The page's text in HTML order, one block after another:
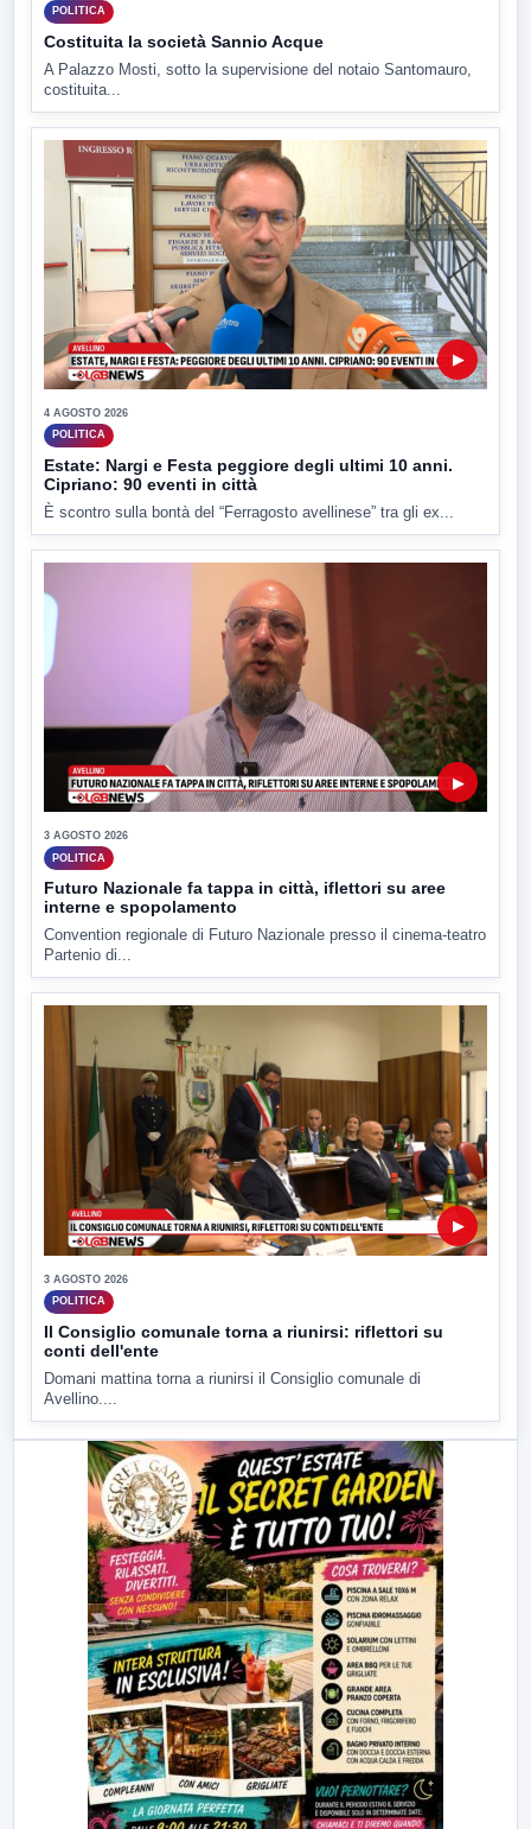
POLITICA
Costituita la società Sannio Acque
A Palazzo Mosti, sotto la supervisione del notaio Santomauro,
costituita...
▶
4 AGOSTO 2026
POLITICA
Estate: Nargi e Festa peggiore degli ultimi 10 anni.
Cipriano: 90 eventi in città
È scontro sulla bontà del “Ferragosto avellinese” tra gli ex...
▶
3 AGOSTO 2026
POLITICA
Futuro Nazionale fa tappa in città, iflettori su aree
interne e spopolamento
Convention regionale di Futuro Nazionale presso il cinema-teatro
Partenio di...
▶
3 AGOSTO 2026
POLITICA
Il Consiglio comunale torna a riunirsi: riflettori su
conti dell'ente
Domani mattina torna a riunirsi il Consiglio comunale di
Avellino....